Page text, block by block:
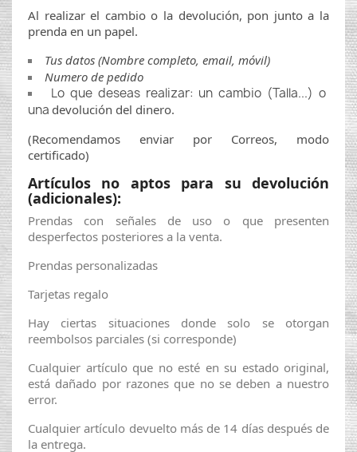
Al realizar el cambio o la devolución, pon junto a la
prenda en un papel.
Tus datos (Nombre completo, email, móvil)
Numero de pedido
Lo que deseas realizar: un cambio (Talla...) o
una devolución del dinero.
(Recomendamos enviar por Correos, modo
certificado)
Artículos no aptos para su devolución
(adicionales):
Prendas con señales de uso o que presenten
desperfectos posteriores a la venta.
Prendas personalizadas
Tarjetas regalo
Hay ciertas situaciones donde solo se otorgan
reembolsos parciales (si corresponde)
Cualquier artículo que no esté en su estado original,
está dañado por razones que no se deben a nuestro
error.
Cualquier artículo devuelto más de 14 días después de
la entrega.